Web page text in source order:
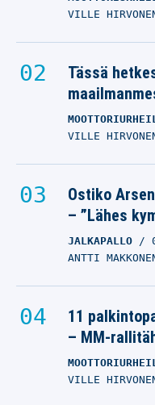
VILLE
Tässä
VILLE
Ostiko
– ”Lähes
JALKAPALLO
ANTTI
11
– MM-
VILLE